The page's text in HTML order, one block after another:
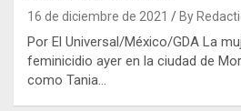
16 de diciembre de 2021 By
Por El Universal/México/GDA La
feminicidio ayer en la ciudad de
como Tania…